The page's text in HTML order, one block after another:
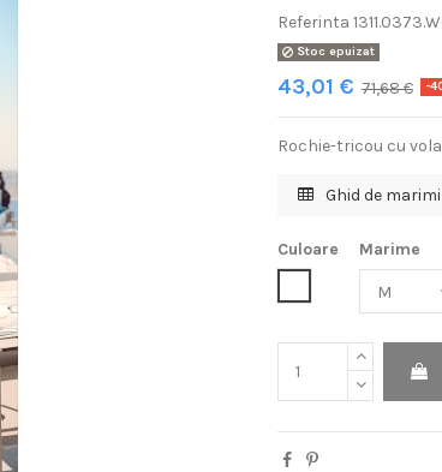
Referinta
Stoc epuizat
43,01 € 71,68 € -
Rochie-tricou cu
Ghid de marimi
Culoare
Marime